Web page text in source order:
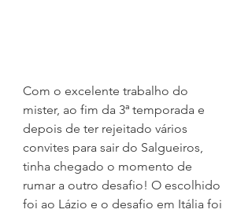
Com o excelente trabalho do
mister, ao fim da 3ª temporada e
depois de ter rejeitado vários
convites para sair do Salgueiros,
tinha chegado o momento de
rumar a outro desafio! O escolhido
foi ao Lázio e o desafio em Itália foi